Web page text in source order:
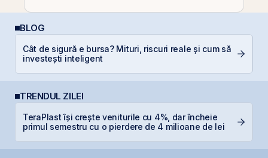
BLOG
Cât de sigură e bursa? Mituri, riscuri reale și cum să
investești inteligent
TRENDUL ZILEI
TeraPlast își crește veniturile cu 4%, dar încheie
primul semestru cu o pierdere de 4 milioane de lei